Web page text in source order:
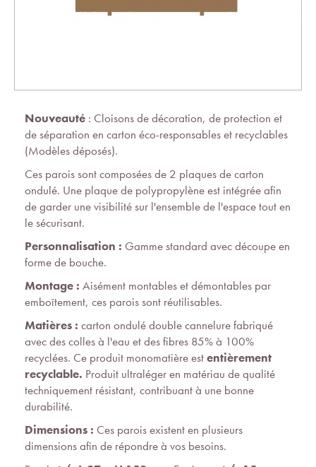
Nouveauté : Cloisons de décoration, de protection et
de séparation en carton éco-responsables et recyclables
(Modèles déposés).
Ces parois sont composées de 2 plaques de carton
ondulé. Une plaque de polypropylène est intégrée afin
de garder une visibilité sur l'ensemble de l'espace tout en
le sécurisant.
Personnalisation : Gamme standard avec découpe en
forme de bouche.
Montage : Aisément montables et démontables par
emboîtement, ces parois sont réutilisables.
Matières : carton ondulé double cannelure fabriqué
avec des colles à l'eau et des fibres 85% à 100%
recyclées. Ce produit monomatière estentièrement
recyclable. Produit ultraléger en matériau de qualité
techniquement résistant, contribuant à une bonne
durabilité.
Dimensions : Ces parois existent en plusieurs
dimensions afin de répondre à vos besoins.